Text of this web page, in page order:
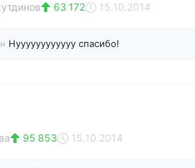
63 172 15.10.2014
Нуууууууууууу спасибо!
95 853 15.10.2014